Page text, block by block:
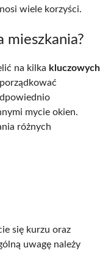
wiele korzyści.
mieszkania?
na kilka kluczowych
mycie okien.
różnych
się kurzu oraz
uwagę należy